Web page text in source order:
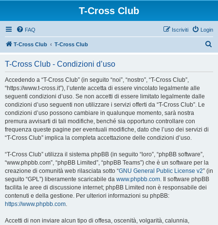
T-Cross Club
FAQ Login
Iscriviti
T-Cross Club T-Cross Club
T-Cross Club - Condizioni d’uso
Accedendo a “T-Cross Club” (in seguito “noi”, “nostro”, “T-Cross Club”,
“https://www.t-cross.it”), l’utente accetta di essere vincolato legalmente alle
seguenti condizioni d’uso. Se non accetti di essere limitato legalmente dalle
condizioni d’uso seguenti non utilizzare i servizi offerti da “T-Cross Club”. Le
condizioni d’uso possono cambiare in qualunque momento, sarà nostra
premura avvisarti di tali modifiche, benché sia opportuno controllare con
frequenza queste pagine per eventuali modifiche, dato che l’uso dei servizi di
“T-Cross Club” implica la completa accettazione delle condizioni d’uso.
“T-Cross Club” utilizza il sistema phpBB (in seguito “loro”, “phpBB software”,
“www.phpbb.com”, “phpBB Limited”, “phpBB Teams”) che è un software per la
creazione di comunità web rilasciata sotto “GNU General Public License v2” (in
seguito “GPL”) liberamente scaricabile da www.phpbb.com. Il software phpBB
facilita le aree di discussione internet; phpBB Limited non è responsabile dei
contenuti e della gestione. Per ulteriori informazioni su phpBB:
https://www.phpbb.com.
Accetti di non inviare alcun tipo di offesa, oscenità, volgarità, calunnia,